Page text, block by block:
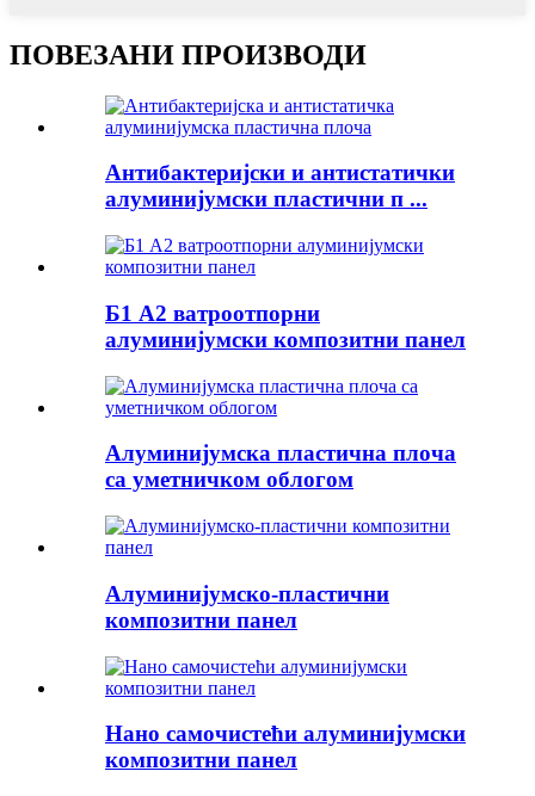
ПОВЕЗАНИ ПРОИЗВОДИ
Антибактеријски и антистатички
алуминијумски пластични п ...
Б1 А2 ватроотпорни
алуминијумски композитни панел
Алуминијумска пластична плоча
са уметничком облогом
Алуминијумско-пластични
композитни панел
Нано самочистећи алуминијумски
композитни панел